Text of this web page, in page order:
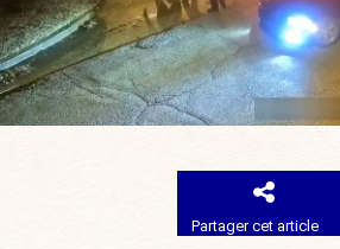
Partager cet article